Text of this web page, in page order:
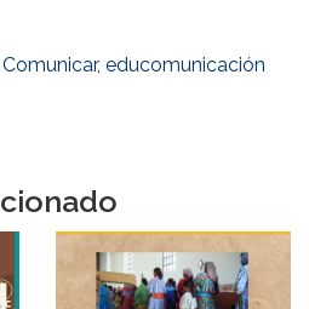
, educomunicación